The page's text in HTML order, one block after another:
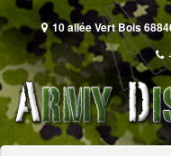
Aller
au
contenu
principal
10 allée Vert Bois